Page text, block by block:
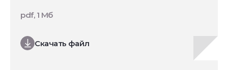
Скачать файл
pdf, 1 Мб